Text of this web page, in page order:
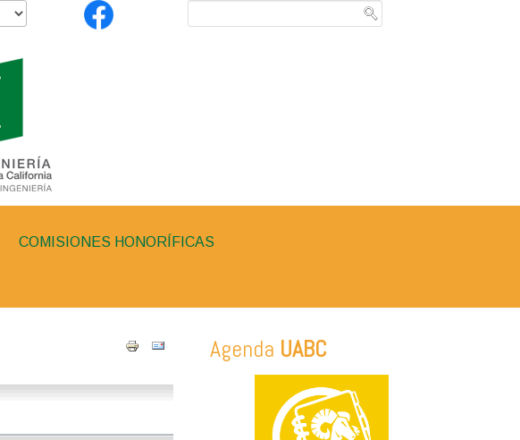
COMISIONES HONORÍFICAS
Agenda UABC